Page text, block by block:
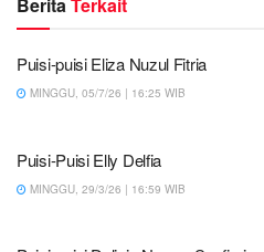
BeritaTerkait
Puisi-puisi Eliza Nuzul Fitria
MINGGU, 05/7/26 | 16:25 WIB
Puisi-Puisi Elly Delfia
MINGGU, 29/3/26 | 16:59 WIB